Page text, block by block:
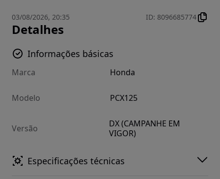
03/08/2026, 20:35 ID: 8096685774
Detalhes
Informações básicas
Marca Honda
Modelo PCX125
Versão
DX (CAMPANHE EM
VIGOR)
Especificações técnicas